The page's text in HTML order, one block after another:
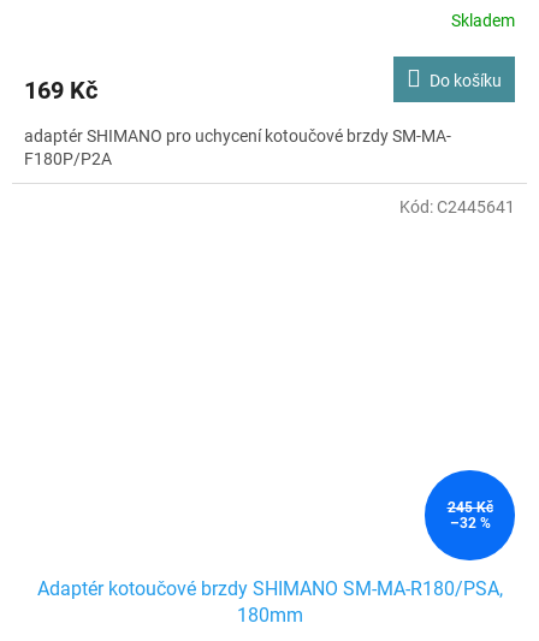
Skladem
169 Kč Do košíku
adaptér SHIMANO pro uchycení kotoučové brzdy SM-MA-
F180P/P2A
245 Kč
–32 %
Adaptér kotoučové brzdy SHIMANO SM-MA-R180/PSA,
180mm
Kód:C2445641